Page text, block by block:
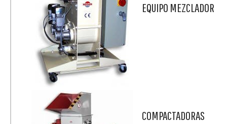
EQUIPO MEZCLADOR
COMPACTADORAS